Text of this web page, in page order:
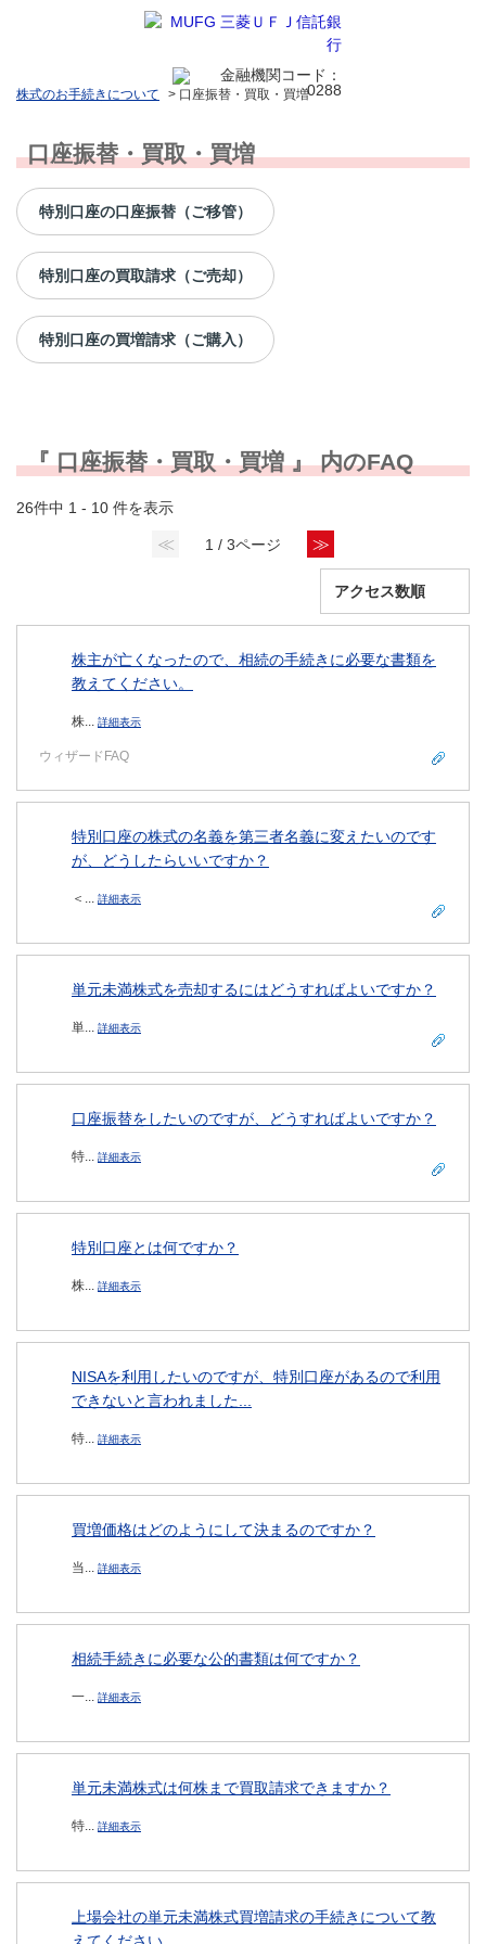
株式のお手続きについて > 口座振替・買取・買増
口座振替・買取・買増
特別口座の口座振替（ご移管）
特別口座の買取請求（ご売却）
特別口座の買増請求（ご購入）
『 口座振替・買取・買増 』 内のFAQ
26件中 1 - 10 件を表示
≪ 1 / 3ページ ≫
株主が亡くなったので、相続の手続きに必要な書類を
教えてください。
株... 詳細表示
ウィザードFAQ
特別口座の株式の名義を第三者名義に変えたいのです
が、どうしたらいいですか？
＜... 詳細表示
単元未満株式を売却するにはどうすればよいですか？
単... 詳細表示
口座振替をしたいのですが、どうすればよいですか？
特... 詳細表示
特別口座とは何ですか？
株... 詳細表示
NISAを利用したいのですが、特別口座があるので利用
できないと言われました...
特... 詳細表示
買増価格はどのようにして決まるのですか？
当... 詳細表示
相続手続きに必要な公的書類は何ですか？
一... 詳細表示
単元未満株式は何株まで買取請求できますか？
特... 詳細表示
上場会社の単元未満株式買増請求の手続きについて教